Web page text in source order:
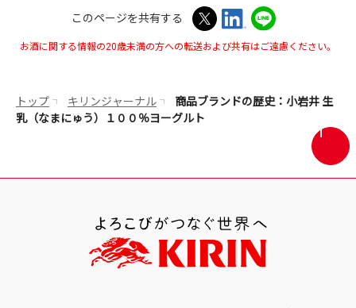
す
ま
す
このページを共有する
お酒に関する情報の20歳未満の方への転送および共有はご遠慮ください。
トップ キリンジャーナル
商品ブランドの歴史：小岩井 生
乳（なまにゅう）１００％ヨーグルト
画
面